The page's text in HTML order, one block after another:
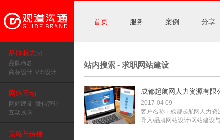
首页 服务 案例 分享
品牌标志VI
品牌命名
商标设计 VIS设计
网络互动
网站建设 微信营销
互动展示
策略与传播
站内搜索 - 求职网站建设
成都起航网人力资源有限
2017-04-09
客户名称：成都起航网人力
导入/品牌网站设计/网站建设